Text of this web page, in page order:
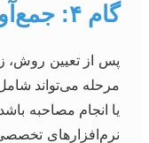
گام ۴: جمع‌آوری و تحلیل داده‌ها
پس از تعیین روش،
مرحله می‌تواند
یا انجام مصاحبه